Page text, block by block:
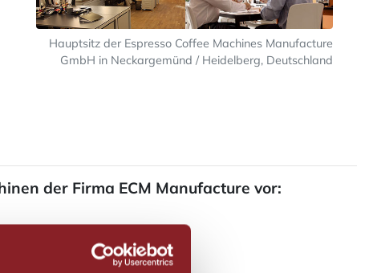
Hauptsitz der Espresso Coffee Machines Manufacture
GmbH in Neckargemünd / Heidelberg, Deutschland
der Firma ECM Manufacture vor: